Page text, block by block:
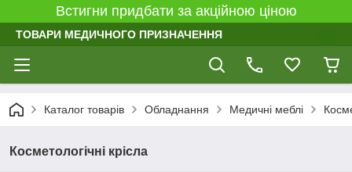
Встигни придбати за акційною ціною
ТОВАРИ МЕДИЧНОГО ПРИЗНАЧЕННЯ
Каталог товарів Обладнання Медичні меблі
Косметологічні крісла